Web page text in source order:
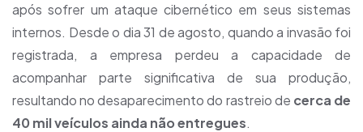
após sofrer um ataque cibernético em seus sistemas
internos. Desde o dia 31 de agosto, quando a invasão foi
registrada, a empresa perdeu a capacidade de
acompanhar parte significativa de sua produção,
resultando no desaparecimento do rastreio de cerca de
40 mil veículos ainda não entregues.